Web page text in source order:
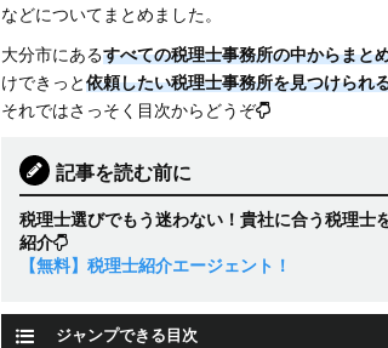
などについてまとめました。
大分市にあるすべての税理士事務所の中からまと
けできっと依頼したい税理士事務所を見つけられ
それではさっそく目次からどうぞ
記事を読む前に
税理士選びでもう迷わない！貴社に合う税理士
紹介
【無料】税理士紹介エージェント！
ジャンプできる目次